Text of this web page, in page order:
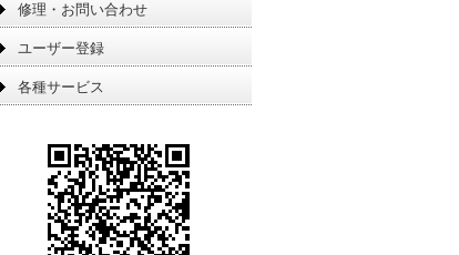
修理・お問い合わせ
ユーザー登録
各種サービス